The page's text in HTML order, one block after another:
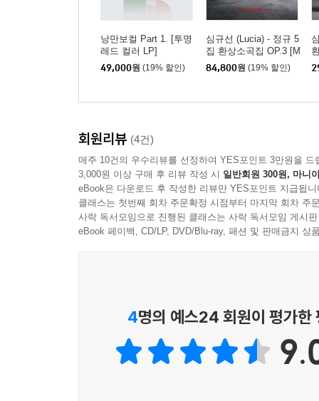
낭만보컬 Part 1. [투명
레드 컬러 LP]
49,000원 (19% 할인)
심규선 (Lucia) - 정규 5
집 환상소곡집 OP.3 [M
onster] [마블 컬러 2LP]
84,800원 (19% 할인)
회원리뷰 (4건)
매주 10건의 우수리뷰를 선정하여 YES포인트 3만원을 드
3,000원 이상 구매 후 리뷰 작성 시 일반회원 300원, 마니
eBook은 다운로드 후 작성한 리뷰만 YES포인트 지급됩니
클래스는 첫번째 회차 주문확정 시점부터 마지막 회차 주
사락 독서모임으로 진행된 클래스는 사락 독서모임 게시
eBook 페이백, CD/LP, DVD/Blu-ray, 패션 및 판매금지 상
4명의 예스24 회원이 평가한